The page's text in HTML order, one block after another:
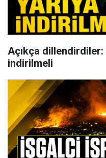
Açıkça dillendirdiler:
indirilmeli